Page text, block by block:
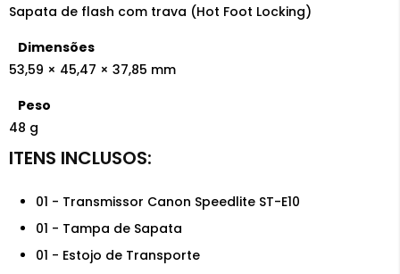
Sapata de flash com trava (Hot Foot Locking)
Dimensões
53,59 × 45,47 × 37,85 mm
Peso
48 g
01 - Transmissor Canon Speedlite ST-E10
01 - Tampa de Sapata
01 - Estojo de Transporte